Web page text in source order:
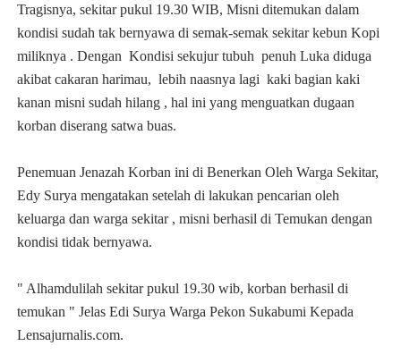
Tragisnya, sekitar pukul 19.30 WIB, Misni ditemukan dalam
kondisi sudah tak bernyawa di semak-semak sekitar kebun Kopi
miliknya . Dengan Kondisi sekujur tubuh penuh Luka diduga
akibat cakaran harimau, lebih naasnya lagi kaki bagian kaki
kanan misni sudah hilang , hal ini yang menguatkan dugaan
korban diserang satwa buas.
Penemuan Jenazah Korban ini di Benerkan Oleh Warga Sekitar,
Edy Surya mengatakan setelah di lakukan pencarian oleh
keluarga dan warga sekitar , misni berhasil di Temukan dengan
kondisi tidak bernyawa.
" Alhamdulilah sekitar pukul 19.30 wib, korban berhasil di
temukan " Jelas Edi Surya Warga Pekon Sukabumi Kepada
Lensajurnalis.com.